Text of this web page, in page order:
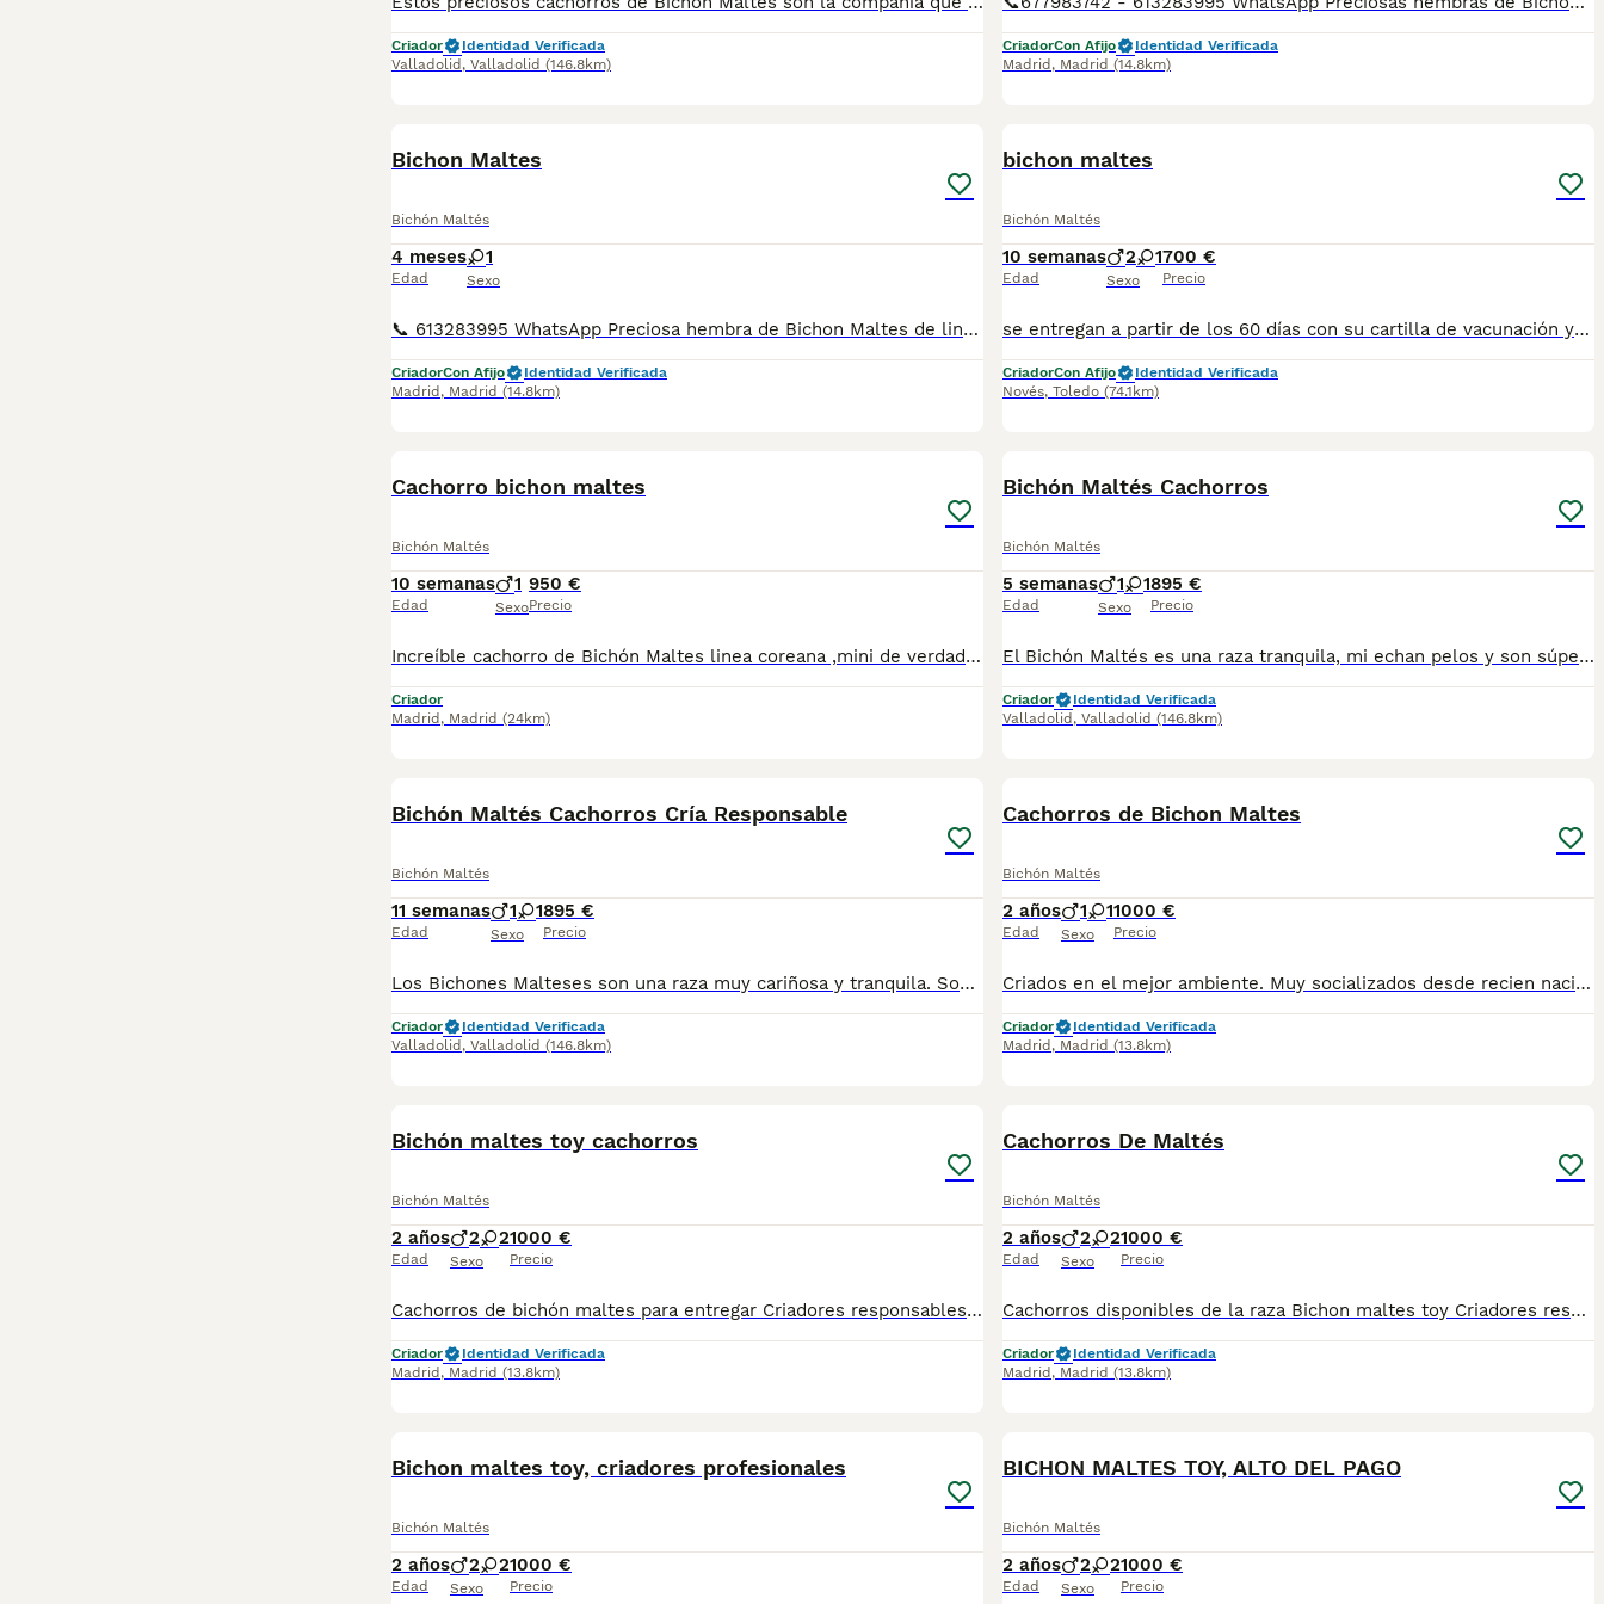
Criador
Identidad Verificada
Valladolid , Valladolid (146.8km)
CriadorCon Afijo
Identidad Verificada
Madrid , Madrid (14.8km)
Bichon Maltes
Bichón Maltés
4 meses
Edad
1
Sexo
📞 613283995 WhatsApp Preciosa hembra de Bichon Maltes de linea coreana , esta preciosidad es la de las fotos una maravilla de cachorrita criada en familia Entregamos nuestros pequeños cachorritos con todas las garantías y cuidados necesarios , disponemos de núcleo zoológico para crianza y venta de nuestros cachorros . ✅Desparasitaciones y vacunas correspondientes a su edad . ✅Cartilla de vacunación . ✅Revisiones veterinarias . ✅Garantías víricas de 15 días . ✅Garantías genéticas de un año . Seriedad , confianza y bienestar animal son nuestra prioridad . También ofrecemos transporte propio para nuestros pequeños cachorros a toda la península , el pago lo podéis hacer contra reembolso . (con coste adicional) . Mandamos a toda España . Disponemos de varias razas Si no esta la raza que queréis llámanos , intentaremos encontrártela , trabajamos con los mejores criadores de España .
CriadorCon Afijo
Identidad Verificada
Madrid , Madrid (14.8km)
bichon maltes
Bichón Maltés
10 semanas
Edad
2 1
Sexo
700 €
Precio
se entregan a partir de los 60 días con su cartilla de vacunación y desparasitación correspondiente a su edad. puede venir a verlos sin compromiso escribanos al 698979889
CriadorCon Afijo
Identidad Verificada
Novés, Toledo (74.1km)
Cachorro bichon maltes
Bichón Maltés
10 semanas
Edad
1
Sexo
950 €
Precio
Increíble cachorro de Bichón Maltes linea coreana ,mini de verdad !! tenemos machos y hembras ,distintos colores Nuestros cachorros nacen y crecen en un ambiente familiar ,sin jaulas ,con un respeto y exclusiva cria,somos respetuosos con el tiempo de destete ,cada cachorro necesita su tiempo.. Destetamos con un pienso de alta calidad , Cachorros revisados ,desde el nacimiento ,hasta la entrega por un veterinario competente ,buscando siempre el bienestar de nuestros animales.. Sociabilizados y equilibrados tanto padres como cachorros Se entregan con todo el protocolo veterinario legal,y garantías por escrito completas.. Tenemos servicio de entrega personalizado a cualquier punto de España,directo.. El precio puede cambiar tanto en sexo como en características del cachorro. Dejanos tú teléfono y te mandamos toda la información fotos y vídeos ..
Criador
Madrid , Madrid (24km)
Bichón Maltés Cachorros
Bichón Maltés
5 semanas
Edad
1 1
Sexo
895 €
Precio
El Bichón Maltés es una raza tranquila, mi echan pelos y son súper cariñosos, en definitiva una raza perfecta. Y con su pelaje blanco y largo de robara todas las miradas por la calle. Se entregan a los 2️⃣ meses de edad con: 2️⃣ Vacunas 🪪 Microchip ✈️ Pasaporte Veterinario Oficial 2️⃣ Desparasitaciones En el contrato de compraventa se especifican las garantías sanitarias 📑🏥. En Centro Canino Cauca nuestra prioridad es la cría responsable para una salud excelente tanto para las madres como para los cachorros, más de 20 años de experiencia nos avalan con clientes satisfechos por toda España 🇪🇸. Nuestra página web: https://centrocauca.es/ ¡CONTÁCTANOS! 🫵🐶. 638009917 📞.
Criador
Identidad Verificada
Valladolid , Valladolid (146.8km)
Bichón Maltés Cachorros Cría Responsable
Bichón Maltés
11 semanas
Edad
1 1
Sexo
895 €
Precio
Los Bichones Malteses son una raza muy cariñosa y tranquila. Son unos compañeros perfectos para aquellas personas que buscan tranquilidad y buena compañía ❤️🐶. Se entregan a los 2️⃣ meses de edad con: 2️⃣ Vacunas 🪪 Microchip ✈️ Pasaporte Veterinario Oficial 2️⃣ Desparasitaciones En el contrato de compraventa se especifican las garantías sanitarias 📑🏥. En Centro Canino Cauca nuestra prioridad es la cría responsable para una salud excelente tanto para las madres como para los cachorros, más de 20 años de experiencia nos avalan con clientes satisfechos por toda España 🇪🇸. Nuestra página web: https://centrocauca.es/ ¡CONTÁCTANOS! 🫵🐶. 638009917 📞.
Criador
Identidad Verificada
Valladolid , Valladolid (146.8km)
Cachorros de Bichon Maltes
Bichón Maltés
2 años
Edad
1 1
Sexo
1000 €
Precio
Criados en el mejor ambiente. Muy socializados desde recien nacidos Con todo en regla. Se entregan con todo el protocolo sanitario al día, cartilla, vacunas pertinentes a la edad, desparasitaciones internas y externas, contrato y garantías. Puede conocernos en altodelpago.es o en instagram @altodelpago Tlf y whastapp 679 67 30 10 Instalaciones en plena naturaleza. visitanos cualquier dia del año
Criador
Identidad Verificada
Madrid , Madrid (13.8km)
Bichón maltes toy cachorros
Bichón Maltés
2 años
Edad
2 2
Sexo
1000 €
Precio
Cachorros de bichón maltes para entregar Criadores responsables de la raza Criados en el mejor ambiente natural. 12000 m2 en plena naturaleza. altodelpago.es @altodelpago tlf 679 67 30 10 Contacta con nosotros para obtener una información más detallada y saber disponibilidad de nuestros ejemplares. pedimos seriedad
Criador
Identidad Verificada
Madrid , Madrid (13.8km)
Cachorros De Maltés
Bichón Maltés
2 años
Edad
2 2
Sexo
1000 €
Precio
Cachorros disponibles de la raza Bichon maltes toy Criadores responsables y profesionales. Exigimos seriedad. Posibilidad de ver a los ejemplares en su lugar de nacimiento junto con sus padres. Se entregan con toda su documentación en regla. tlf 679 67 30 10 preferimos una llamada teléfonica para resolver dudas, pero podeis conocernos en altodelpago.es intagram@altodelpago
Criador
Identidad Verificada
Madrid , Madrid (13.8km)
Bichon maltes toy, criadores profesionales
Bichón Maltés
2 años
Edad
2 2
Sexo
1000 €
Precio
BICHON MALTES TOY, ALTO DEL PAGO
Bichón Maltés
2 años
Edad
2 2
Sexo
1000 €
Precio